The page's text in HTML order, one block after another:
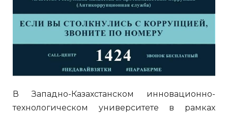
В Западно-Казахстанском инновационно-
технологическом университете в рамках